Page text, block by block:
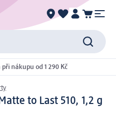
při nákupu od 1 290 Kč
to Last 510, 1,2 g